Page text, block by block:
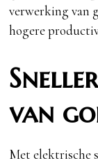
verwerking van
hogere
van
Met elektrische